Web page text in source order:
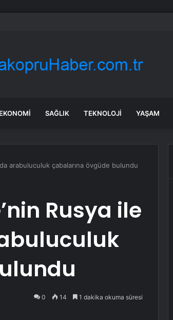
2 Yaralı
EKONOMI SAĞLIK TEKNOLOJI YAŞAM
arabuluculuk çabalarına övgüde bulundu
Rusya ile
0 14 1 dakika okuma süresi